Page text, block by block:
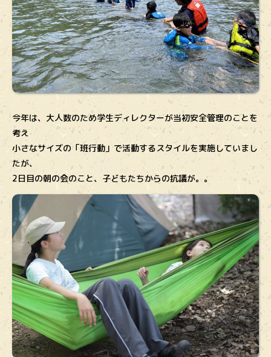
今年は、大人数のため学生ディレクターが当初安全管理のことを
考え
小さなサイズの「班行動」で活動するスタイルを実施していまし
たが、
2日目の朝の会のこと、子どもたちからの抗議が。。